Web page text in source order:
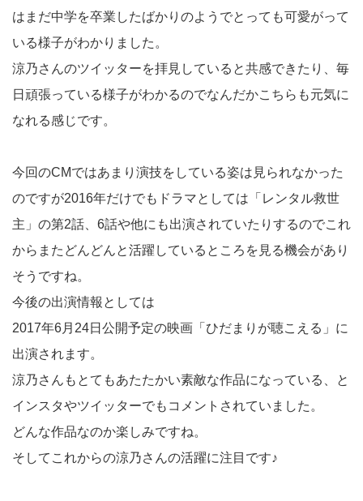
はまだ中学を卒業したばかりのようでとっても可愛がって
いる様子がわかりました。
涼乃さんのツイッターを拝見していると共感できたり、毎
日頑張っている様子がわかるのでなんだかこちらも元気に
なれる感じです。
今回のCMではあまり演技をしている姿は見られなかった
のですが2016年だけでもドラマとしては「レンタル救世
主」の第2話、6話や他にも出演されていたりするのでこれ
からまたどんどんと活躍しているところを見る機会があり
そうですね。
今後の出演情報としては
2017年6月24日公開予定の映画「ひだまりが聴こえる」に
出演されます。
涼乃さんもとてもあたたかい素敵な作品になっている、と
インスタやツイッターでもコメントされていました。
どんな作品なのか楽しみですね。
そしてこれからの涼乃さんの活躍に注目です♪